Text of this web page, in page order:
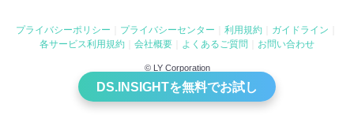
DS.INSIGHTを無料でお試し
プライバシーポリシー プライバシーセンター 利用規約
ガイドライン
各サービス利用規約
会社概要 よくあるご質問 お問い合わせ
© LY Corporation